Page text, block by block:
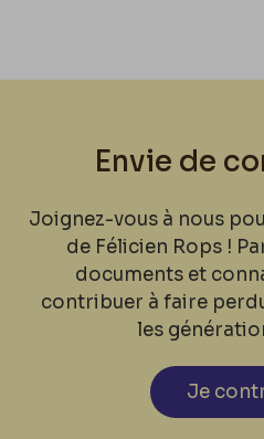
Envie de
Joignez-vous à nous
de Félicien Rops !
documents et
contribuer à faire
les
Je